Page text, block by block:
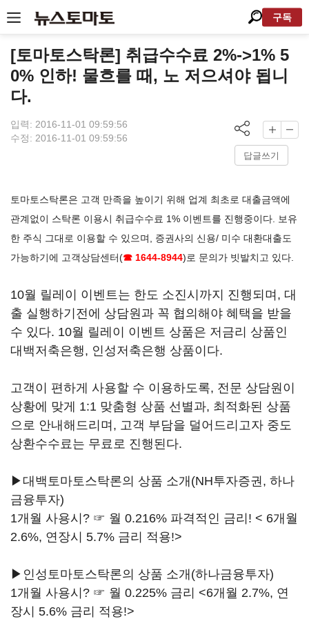
구독
[토마토스탁론] 취급수수료 2%->1% 5
0% 인하! 물흐를 때, 노 저으셔야 됩니
다.
입력: 2016-11-01 09:59:56
수정: 2016-11-01 09:59:56
답글쓰기
토마토스탁론은 고객 만족을 높이기 위해 업계 최초로 대출금액에
관계없이 스탁론 이용시 취급수수료 1% 이벤트를 진행중이다. 보유
한 주식 그대로 이용할 수 있으며, 증권사의 신용/ 미수 대환대출도
가능하기에 고객상담센터(☎ 1644-8944)로 문의가 빗발치고 있다.
10월 릴레이 이벤트는 한도 소진시까지 진행되며, 대
출 실행하기전에 상담원과 꼭 협의해야 혜택을 받을
수 있다. 10월 릴레이 이벤트 상품은 저금리 상품인
대백저축은행, 인성저축은행 상품이다.
고객이 편하게 사용할 수 이용하도록, 전문 상담원이
상황에 맞게 1:1 맞춤형 상품 선별과, 최적화된 상품
으로 안내해드리며, 고객 부담을 덜어드리고자 중도
상환수수료는 무료로 진행된다.
▶대백토마토스탁론의 상품 소개(NH투자증권, 하나
금융투자)
1개월 사용시? ☞ 월 0.216% 파격적인 금리! < 6개월
2.6%, 연장시 5.7% 금리 적용!>
▶인성토마토스탁론의 상품 소개(하나금융투자)
1개월 사용시? ☞ 월 0.225% 금리 <6개월 2.7%, 연
장시 5.6% 금리 적용!>